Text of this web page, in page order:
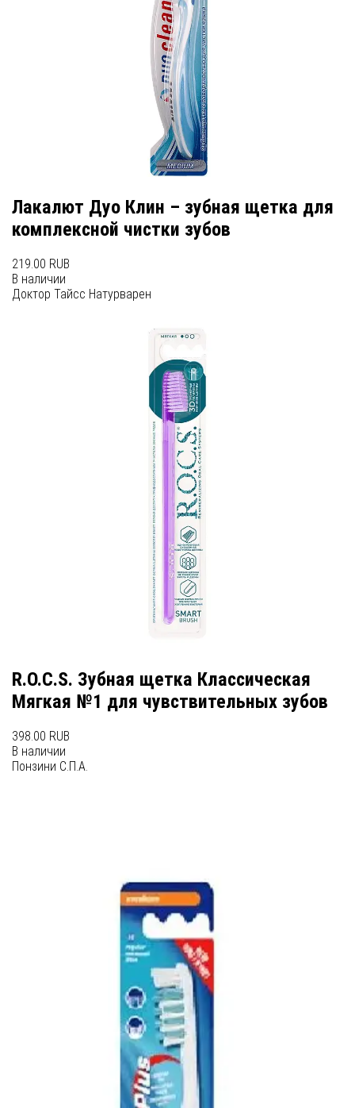
Лакалют Дуо Клин – зубная щетка для
комплексной чистки зубов
219.00 RUB
В наличии
Доктор Тайсc Натурварен
R.O.C.S. Зубная щетка Классическая
Мягкая №1 для чувствительных зубов
398.00 RUB
В наличии
Понзини С.П.А.